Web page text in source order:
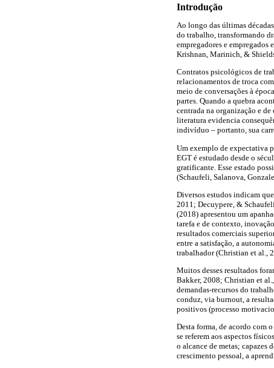
Introdução
Ao longo das últimas
do trabalho, transformando
empregadores e
Krishnan, Marinich, &
Contratos psicológicos de
relacionamentos de troca
meio de conversações à
partes. Quando a quebra
centrada na organização e
literatura evidencia
indivíduo – portanto, sua
Um exemplo de expectativa
EGT é estudado desde o
gratificante. Esse estado
(Schaufeli, Salanova,
Diversos estudos indicam
2011; Decuypere, &
(2018) apresentou um
tarefa e de contexto,
resultados comerciais
entre a satisfação, a
trabalhador (Christian et al.,
Muitos desses resultados
Bakker, 2008; Christian et
demandas-recursos do
conduz, via burnout, a
positivos (processo
Desta forma, de acordo com
se referem aos aspectos
o alcance de metas; capazes
crescimento pessoal, a